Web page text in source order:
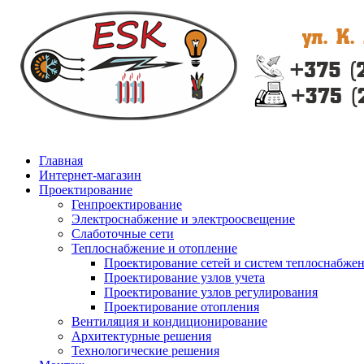
Главная
Интернет-магазин
Проектирование
Генпроектирование
Электроснабжение и электроосвещение
Слаботочные сети
Теплоснабжение и отопление
Проектирование сетей и систем
Проектирование узлов учета
Проектирование узлов регулирования
Проектирование отопления
Вентиляция и кондиционирование
Архитектурные решения
Технологические решения